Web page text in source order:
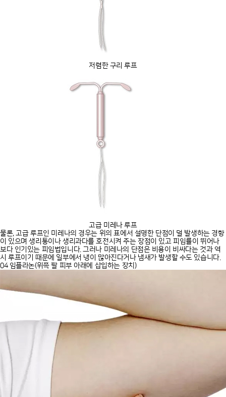
저렴한 구리 루프
고급 미레나 루프
물론, 고급 루프인 미레나의 경우는 위의 표에서 설명한 단점이 덜 발생하는 경향
이 있으며 생리통이나 생리과다를 호전시켜 주는 장점이 있고 피임률이 뛰어나
보다 인기있는 피임법입니다. 그러나 미레나의 단점은 비용이 비싸다는 것과 역
시 루프이기 때문에 일부에서 냉이 많아진다거나 냄새가 발생할 수도 있습니다.
04 임플라논(위쪽 팔 피부 아래에 삽입하는 장치)